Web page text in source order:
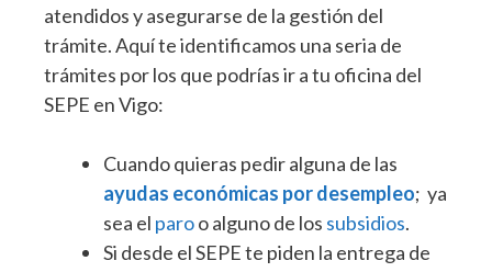
atendidos y asegurarse de la gestión del
trámite. Aquí te identificamos una seria de
trámites por los que podrías ir a tu oficina del
SEPE en Vigo:
Cuando quieras pedir alguna de las
ayudas económicas por desempleo; ya
sea el paroo alguno de los subsidios.
Si desde el SEPE te piden la entrega de